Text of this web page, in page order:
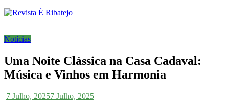
Notícias
Uma Noite Clássica na Casa Cadaval:
Música e Vinhos em Harmonia
7 Julho, 20257 Julho, 2025